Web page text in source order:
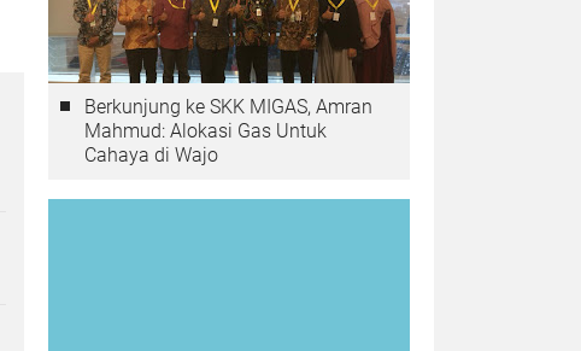
Berkunjung ke SKK MIGAS, Amran
Mahmud: Alokasi Gas Untuk
Cahaya di Wajo